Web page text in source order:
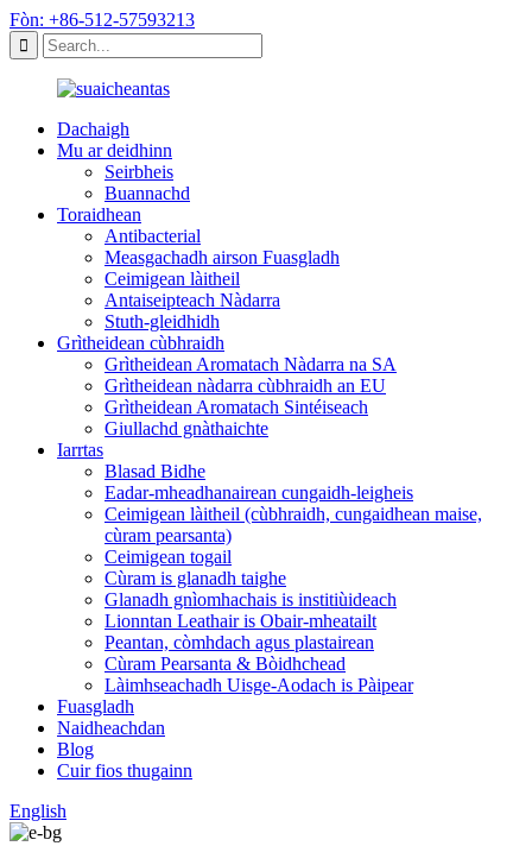
Fòn: +86-512-57593213
Dachaigh
Mu ar deidhinn
Seirbheis
Buannachd
Toraidhean
Antibacterial
Measgachadh airson Fuasgladh
Ceimigean làitheil
Antaiseipteach Nàdarra
Stuth-gleidhidh
Grìtheidean cùbhraidh
Grìtheidean Aromatach Nàdarra na SA
Grìtheidean nàdarra cùbhraidh an EU
Grìtheidean Aromatach Sintéiseach
Giullachd gnàthaichte
Iarrtas
Blasad Bidhe
Eadar-mheadhanairean cungaidh-leigheis
Ceimigean làitheil (cùbhraidh, cungaidhean maise,
cùram pearsanta)
Ceimigean togail
Cùram is glanadh taighe
Glanadh gnìomhachais is institiùideach
Lionntan Leathair is Obair-mheatailt
Peantan, còmhdach agus plastairean
Cùram Pearsanta & Bòidhchead
Làimhseachadh Uisge-Aodach is Pàipear
Fuasgladh
Naidheachdan
Blog
Cuir fios thugainn
English